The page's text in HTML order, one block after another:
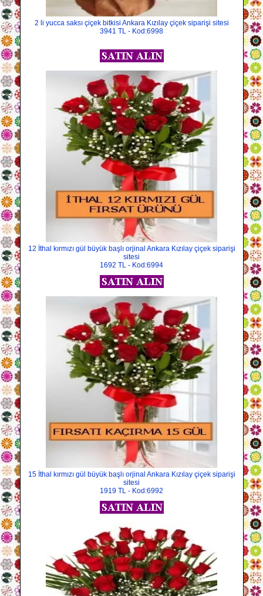
2 li yucca saksı çiçek bitkisi Ankara Kızılay çiçek siparişi sitesi
3941 TL - Kod:6998
12 İthal kırmızı gül büyük başlı orjinal Ankara Kızılay çiçek siparişi
sitesi
1692 TL - Kod:6994
15 İthal kırmızı gül büyük başlı orjinal Ankara Kızılay çiçek siparişi
sitesi
1919 TL - Kod:6992